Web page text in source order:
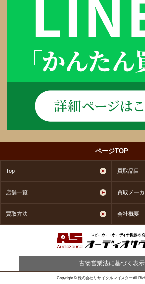
ページTOP
Top 買取品目
店舗一覧 買取メーカ
買取方法 会社概要
古物営業法に基づく表示
Copyright © 株式会社リサイクルマイスターAll